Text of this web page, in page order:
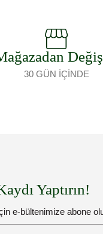
30 GÜN İÇİNDE
Yaptırın!
e-bültenimize abone